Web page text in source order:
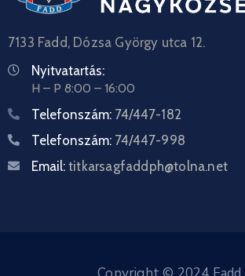
7133 Fadd, Dózsa György utca 12.
Nyitvatartás:
H – P 8:00 – 16:00
Telefonszám: 74/447-182
Telefonszám: 74/447-998
Email: titkarsagfaddph@tolna.net